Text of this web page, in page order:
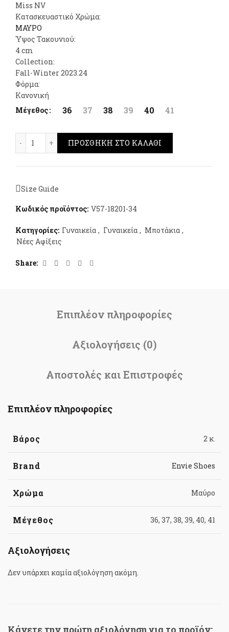
Miss NV
Κατασκευαστικό Χρώμα:
ΜΑΥΡΟ
Ύψος Τακουνιού:
4 cm
Collection:
Fall-Winter 2023.24
Φόρμα:
Κανονική
Μέγεθος
36 37 38 39 40 41
Envie Shoes Ankle Boots Μαύρο ποσότητα
ΠΡΟΣΘΉΚΗ ΣΤΟ ΚΑΛΆΘΙ
Size Guide
Κωδικός προϊόντος: V57-18201-34
Κατηγορίες: Γυναικεία , Γυναικεία , Μποτάκια ,
Νέες Αφίξεις
Share
Επιπλέον πληροφορίες
Αξιολογήσεις (0)
Αποστολές και Επιστροφές
Επιπλέον πληροφορίες
Βάρος 2 κ.
Brand Envie Shoes
Χρώμα Μαύρο
Μέγεθος 36, 37, 38, 39, 40, 41
Αξιολογήσεις
Δεν υπάρχει καμία αξιολόγηση ακόμη.
Κάνετε την πρώτη αξιολόγηση για το προϊόν: